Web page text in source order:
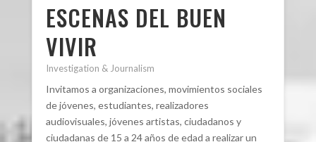
ESCENAS DEL BUEN
VIVIR
Investigation & Journalism
Invitamos a organizaciones, movimientos sociales
de jóvenes, estudiantes, realizadores
audiovisuales, jóvenes artistas, ciudadanos y
ciudadanas de 15 a 24 años de edad a realizar un